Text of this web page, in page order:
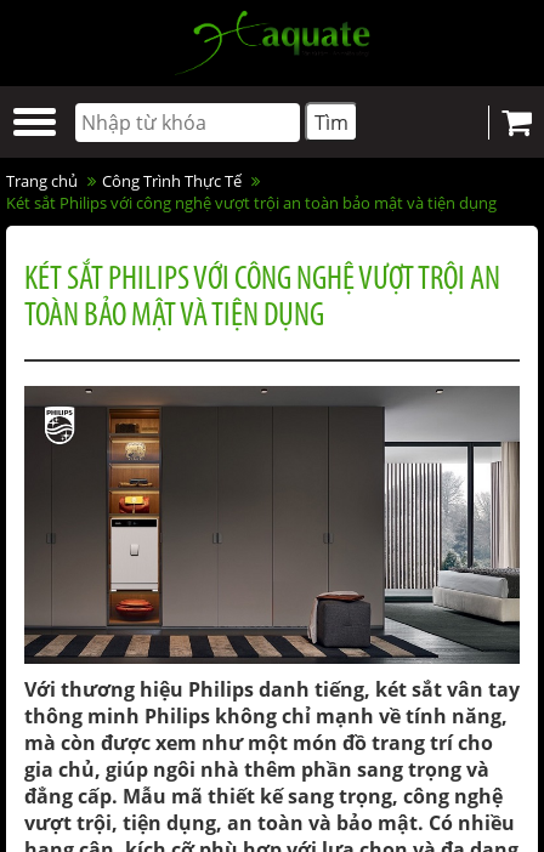
Trang chủ
Công Trình Thực Tế
Két sắt Philips với công nghệ vượt trội an toàn bảo mật và tiện dụng
KÉT SẮT PHILIPS VỚI CÔNG NGHỆ VƯỢT TRỘI AN
TOÀN BẢO MẬT VÀ TIỆN DỤNG
Với thương hiệu Philips danh tiếng, két sắt vân tay
thông minh Philips không chỉ mạnh về tính năng,
mà còn được xem như một món đồ trang trí cho
gia chủ, giúp ngôi nhà thêm phần sang trọng và
đẳng cấp. Mẫu mã thiết kế sang trọng, công nghệ
vượt trội, tiện dụng, an toàn và bảo mật. Có nhiều